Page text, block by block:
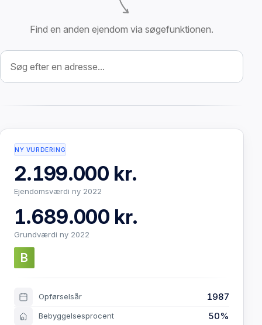
Find en anden ejendom via søgefunktionen.
Søg efter ejendom
NY VURDERING
2.199.000 kr.
Ejendomsværdi ny 2022
1.689.000 kr.
Grundværdi ny 2022
B
Opførselsår 1987
Bebyggelsesprocent 50%